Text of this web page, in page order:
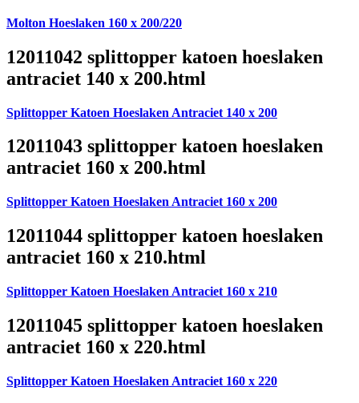
Molton Hoeslaken 160 x 200/220
12011042 splittopper katoen hoeslaken
antraciet 140 x 200.html
Splittopper Katoen Hoeslaken Antraciet 140 x 200
12011043 splittopper katoen hoeslaken
antraciet 160 x 200.html
Splittopper Katoen Hoeslaken Antraciet 160 x 200
12011044 splittopper katoen hoeslaken
antraciet 160 x 210.html
Splittopper Katoen Hoeslaken Antraciet 160 x 210
12011045 splittopper katoen hoeslaken
antraciet 160 x 220.html
Splittopper Katoen Hoeslaken Antraciet 160 x 220